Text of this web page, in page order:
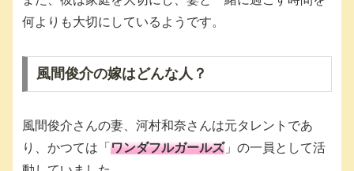
何よりも大切にしているようです。
風間俊介の嫁はどんな人？
風間俊介さんの妻、河村和奈さんは元タレントであ
り、かつては「 ワンダフルガールズ」の一員として活